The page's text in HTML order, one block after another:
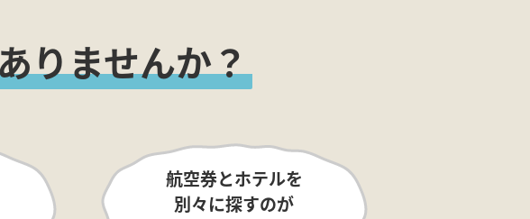
りませんか？
航空券とホテルを
別々に探すのが